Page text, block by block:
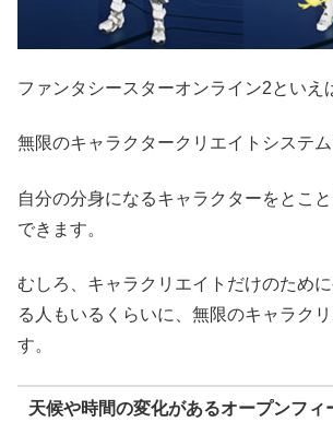
ファンタシースターオンライン2といえ
無限のキャラクタークリエイトシステム
自分の分身になるキャラクターをとこ
できます。
むしろ、キャラクリエイトだけのため
る人もいるくらいに、無限のキャラク
す。
天候や時間の変化があるオープンフィ